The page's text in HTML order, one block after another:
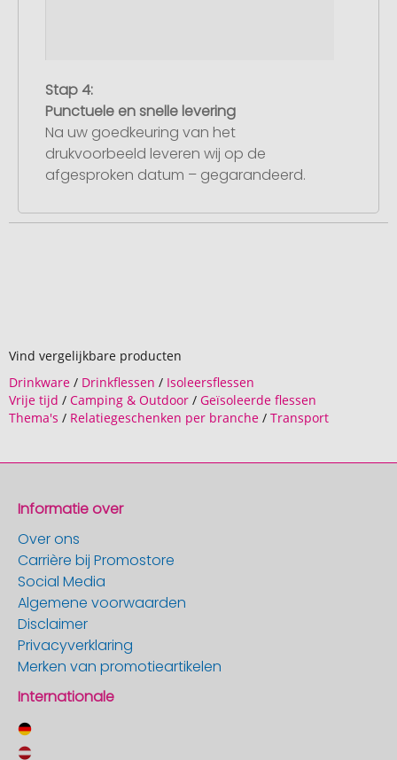
Stap 4:
Punctuele en snelle levering
Na uw goedkeuring van het
drukvoorbeeld leveren wij op de
afgesproken datum – gegarandeerd.
Vind vergelijkbare producten
Drinkware / Drinkflessen / Isoleersflessen
Vrije tijd / Camping & Outdoor / Geïsoleerde flessen
Thema's / Relatiegeschenken per branche / Transport
Informatie over
Over ons
Carrière bij Promostore
Social Media
Algemene voorwaarden
Disclaimer
Privacyverklaring
Merken van promotieartikelen
Internationale